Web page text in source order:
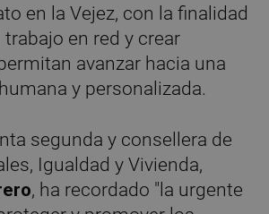
en la Vejez, con la finalidad
en red y crear
avanzar hacia una
y personalizada.
segunda y consellera de
Igualdad y Vivienda,
, ha recordado "la urgente